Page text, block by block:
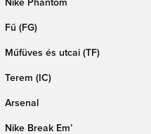
Nike Phantom
Fű (FG)
Műfüves és utcai (TF)
Terem (IC)
Arsenal
Nike Break Em’